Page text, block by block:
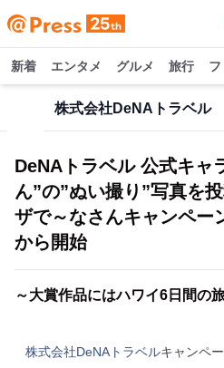
新着 エンタメ グルメ 旅行
株式会社DeNAトラベル
DeNAトラベル 公式キャ
ん”の”ぬい撮り”写真を
ザで～なさんキャンペー
から開始
～大賞作品にはハワイ6日間の
株式会社DeNAトラベルキャンペ